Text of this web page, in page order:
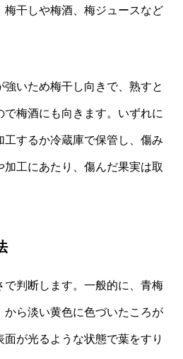
梅干しや梅酒、梅ジュースなど
いため梅干し向きで、熟すと
梅酒にも向きます。いずれに
工するか冷蔵庫で保管し、傷み
加工にあたり、傷んだ果実は取
で判断します。一般的に、青梅
から淡い黄色に色づいたころが
が光るような状態で葉をすり